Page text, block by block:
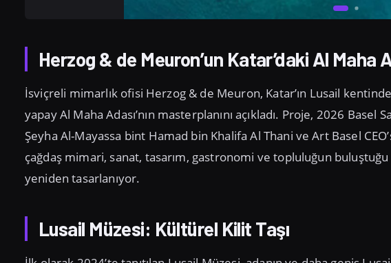
Herzog & de Meuron’un Katar’daki Al Maha
İsviçreli mimarlık ofisi Herzog & de Meuron, Katar’ın Lusail
yapay Al Maha Adası’nın masterplanını açıkladı. Proje, 2026 Basel
Şeyha Al-Mayassa bint Hamad bin Khalifa Al Thani ve Art Basel
çağdaş mimari, sanat, tasarım, gastronomi ve topluluğun
yeniden tasarlanıyor.
Lusail Müzesi: Kültürel Kilit Taşı